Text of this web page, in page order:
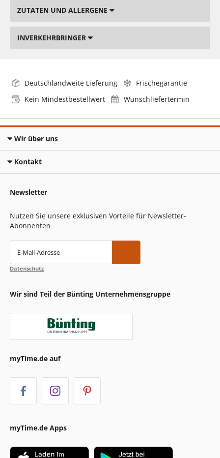
ZUTATEN UND ALLERGENE
INVERKEHRBRINGER
Deutschlandweite Lieferung
Frischegarantie
Kein Mindestbestellwert
Wunschliefertermin
Wir über uns
Kontakt
Newsletter
Nutzen Sie unsere exklusiven Vorteile für Newsletter-
Abonnenten
E-Mail-Adresse
Datenschutz
Wir sind Teil der Bünting Unternehmensgruppe
myTime.de auf
myTime.de Apps